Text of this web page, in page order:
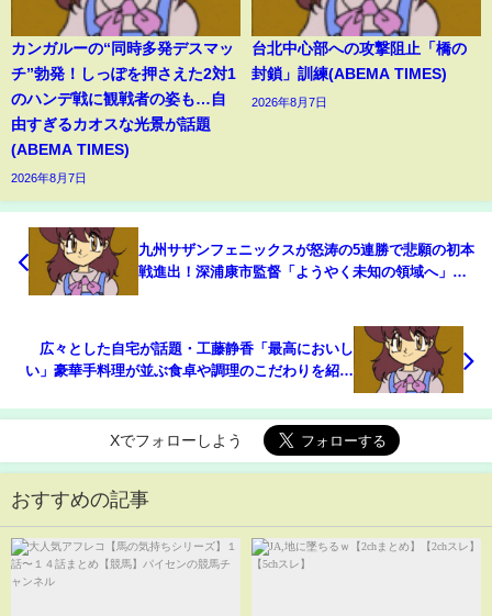
カンガルーの“同時多発デスマッ
チ”勃発！しっぽを押さえた2対1
のハンデ戦に観戦者の姿も…自
由すぎるカオスな光景が話題
(ABEMA TIMES)
2026年8月7日
台北中心部への攻撃阻止「橋の
封鎖」訓練(ABEMA TIMES)
2026年8月7日
九州サザンフェニックスが怒涛の5連勝で悲願の初本
戦進出！深浦康市監督「ようやく未知の領域へ」と
広々とした自宅が話題・工藤静香「最高においし
い」豪華手料理が並ぶ食卓や調理のこだわりを紹介
Xでフォローしよう
おすすめの記事